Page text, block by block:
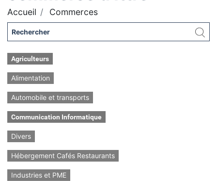
Accueil Commerces
Agriculteurs
Alimentation
Automobile et transports
Communication Informatique
Divers
Hébergement Cafés Restaurants
Industries et PME